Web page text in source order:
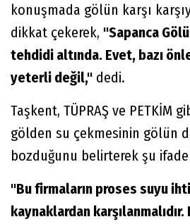
konuşmada gölün karşı
dikkat çekerek, "Sapanca
tehdidi altında. Evet, bazı
yeterli değil," dedi.
Taşkent, TÜPRAŞ ve PETKİM
gölden su çekmesinin gölün
bozduğunu belirterek şu
"Bu firmaların proses suyu
kaynaklardan karşılanmalıdır.